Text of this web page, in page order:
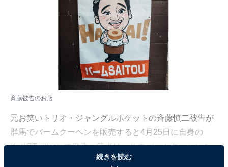
斉藤被告のお店
元お笑いトリオ・ジャングルポケットの斉藤慎二被告が
群馬でバームクーヘンを販売すると4月25日に自身の
X（旧Twitter）で発表。筆者は、そのバームクーヘンを
味わうべく、斉藤被告が告知した場所へと向かいまし
続きを読む